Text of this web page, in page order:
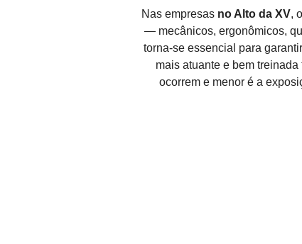
Nas empresas no Alto da XV,
— mecânicos, ergonômicos,
torna-se essencial para
mais atuante e bem treinada
ocorrem e menor é a